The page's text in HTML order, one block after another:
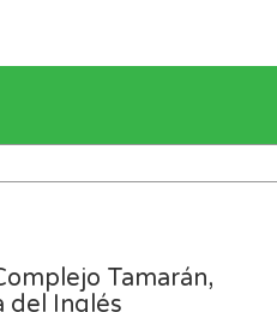
Tamarán,
del Inglés